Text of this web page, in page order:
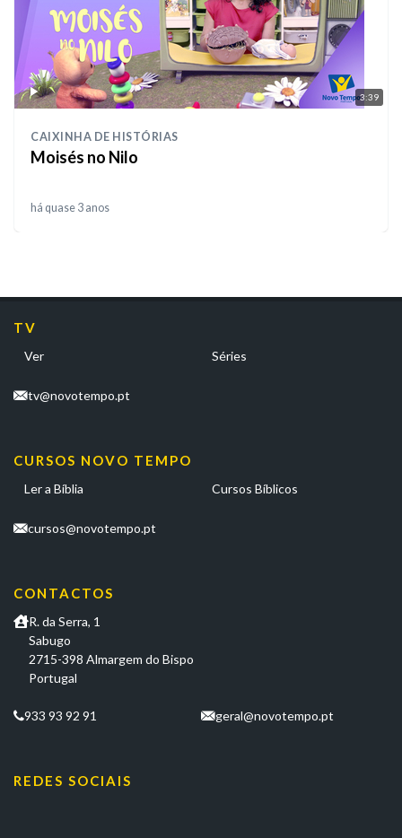
3:39
CAIXINHA DE HISTÓRIAS
Moisés no Nilo
há quase 3 anos
TV
Ver Séries
tv@novotempo.pt
CURSOS NOVO TEMPO
Ler a Bíblia Cursos Bíblicos
cursos@novotempo.pt
CONTACTOS
R. da Serra, 1
Sabugo
2715-398 Almargem do Bispo
Portugal
933 93 92 91 geral@novotempo.pt
REDES SOCIAIS